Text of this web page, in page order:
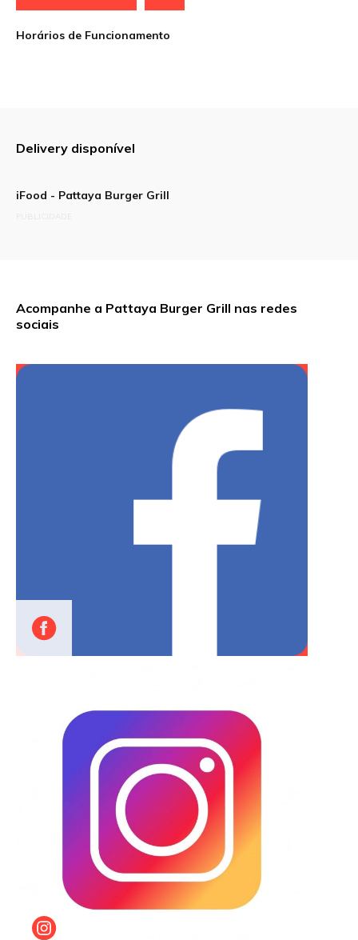
Horários de Funcionamento
Delivery disponível
iFood - Pattaya Burger Grill
Acompanhe a Pattaya Burger Grill nas redes
sociais